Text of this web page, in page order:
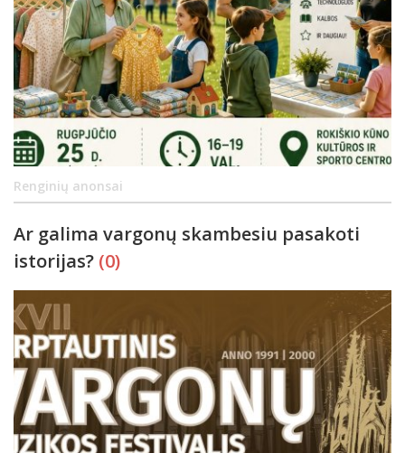
Renginių anonsai
Ar galima vargonų skambesiu pasakoti
istorijas? (0)